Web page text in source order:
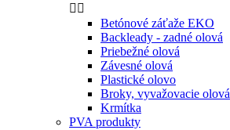
 
Betónové záťaže EKO
Backleady - zadné olová
Priebežné olová
Závesné olová
Plastické olovo
Broky, vyvažovacie olová
Krmítka
PVA produkty